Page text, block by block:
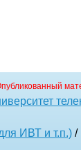
ИВТ и т.п.) /